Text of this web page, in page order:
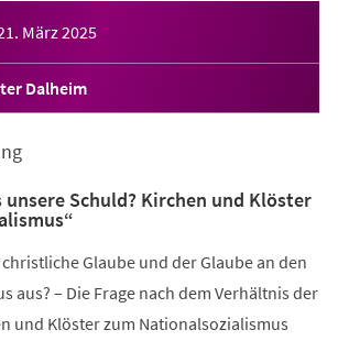
März 2025
Dalheim
unsere Schuld? Kirchen und Klöster
Glaube und der Glaube an den
aus? – Die Frage nach dem Verhältnis der
und Klöster zum Nationalsozialismus